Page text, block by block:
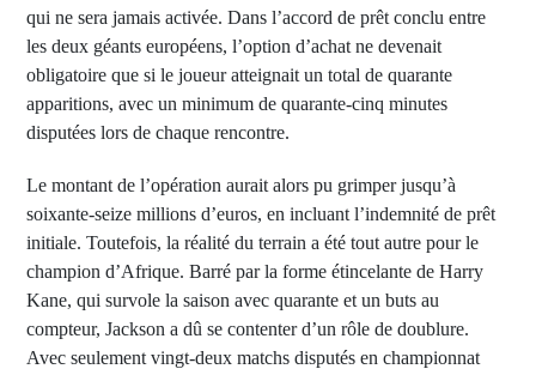
qui ne sera jamais activée. Dans l’accord de prêt conclu entre
les deux géants européens, l’option d’achat ne devenait
obligatoire que si le joueur atteignait un total de quarante
apparitions, avec un minimum de quarante-cinq minutes
disputées lors de chaque rencontre.
Le montant de l’opération aurait alors pu grimper jusqu’à
soixante-seize millions d’euros, en incluant l’indemnité de prêt
initiale. Toutefois, la réalité du terrain a été tout autre pour le
champion d’Afrique. Barré par la forme étincelante de Harry
Kane, qui survole la saison avec quarante et un buts au
compteur, Jackson a dû se contenter d’un rôle de doublure.
Avec seulement vingt-deux matchs disputés en championnat